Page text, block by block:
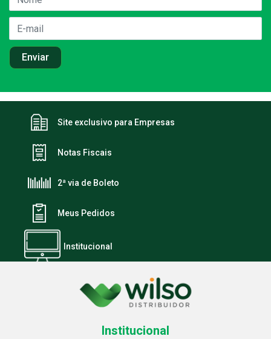
Site exclusivo para Empresas
Notas Fiscais
2ª via de Boleto
Meus Pedidos
Institucional
Institucional